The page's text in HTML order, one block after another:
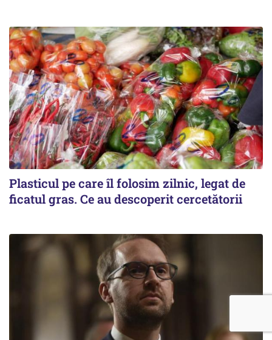
Plasticul pe care îl folosim zilnic, legat de
ficatul gras. Ce au descoperit cercetătorii